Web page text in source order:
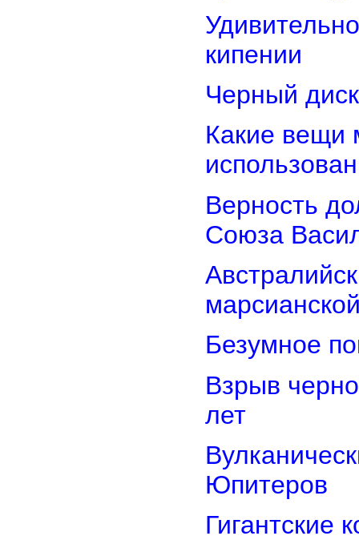
кипении
Черный
Какие вещи
Верность
Союза
Безумное
Взрыв
лет
Юпитеров
Гигантские